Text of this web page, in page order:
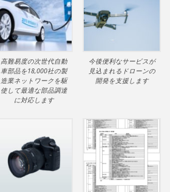
高難易度の次世代自動
車部品を18,000社の製
造業ネットワークを駆
使して最適な部品調達
に対応します
今後便利なサービスが
見込まれるドローンの
開発を支援します